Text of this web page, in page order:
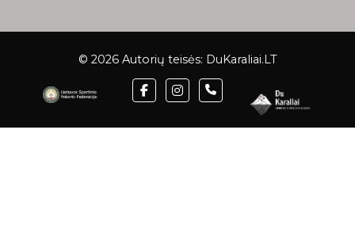
© 2026 Autorių teisės: DuKaraliai.LT